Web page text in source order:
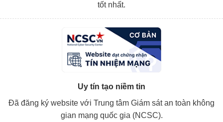
tốt nhất.
Uy tín tạo niềm tin
Đã đăng ký website với Trung tâm Giám sát an toàn không
gian mạng quốc gia (NCSC).